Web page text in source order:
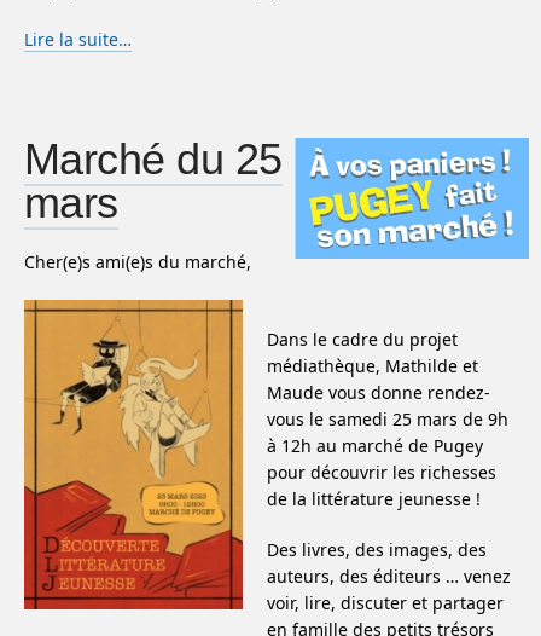
Lire la suite…
Marché du 25
mars
Cher(e)s ami(e)s du marché,
Dans le cadre du projet
médiathèque, Mathilde et
Maude vous donne rendez-
vous le samedi 25 mars de 9h
à 12h au marché de Pugey
pour découvrir les richesses
de la littérature jeunesse !
Des livres, des images, des
auteurs, des éditeurs … venez
voir, lire, discuter et partager
en famille des petits trésors